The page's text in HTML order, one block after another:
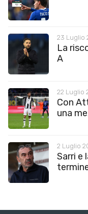
23 Luglio
La
A
22 Luglio
Con
una
2 Luglio
Sarri e